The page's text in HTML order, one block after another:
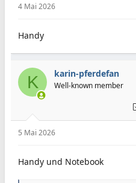
4 Mai 2026
Handy
K karin-pferdefan
Well-known member
5 Mai 2026
Handy und Notebook